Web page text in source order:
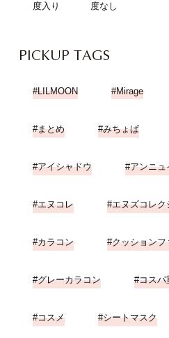
度入り 度なし
PICKUP TAGS
LILMOON Mirage
まとめ みちょぱ
アイシャドウ アンニュ
エヌコレ エヌズコレク
カラコン クッションフ
グレーカラコン コスパ
コスメ シートマスク